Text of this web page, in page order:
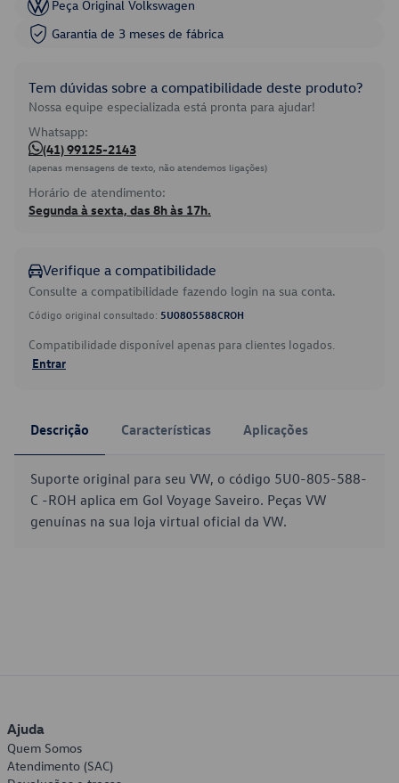
Peça Original Volkswagen
Garantia de 3 meses de fábrica
Tem dúvidas sobre a compatibilidade deste produto?
Nossa equipe especializada está pronta para ajudar!
Whatsapp:
(41) 99125-2143
(apenas mensagens de texto, não atendemos ligações)
Horário de atendimento:
Segunda à sexta, das 8h às 17h.
Verifique a compatibilidade
Consulte a compatibilidade fazendo login na sua conta.
Código original consultado: 5U0805588CROH
Compatibilidade disponível apenas para clientes logados.
Entrar
Descrição Características Aplicações
Suporte original para seu VW, o código 5U0-805-588-
C -ROH aplica em Gol Voyage Saveiro. Peças VW
genuínas na sua loja virtual oficial da VW.
Ajuda
Quem Somos
Atendimento (SAC)